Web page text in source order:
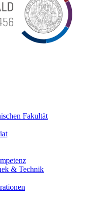
Fakultät
& Technik